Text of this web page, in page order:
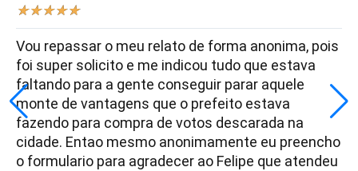
★★★★★
Vou repassar o meu relato de forma anonima, pois
foi super solicito e me indicou tudo que estava
faltando para a gente conseguir parar aquele
monte de vantagens que o prefeito estava
fazendo para compra de votos descarada na
cidade. Entao mesmo anonimamente eu preencho
o formulario para agradecer ao Felipe que atendeu